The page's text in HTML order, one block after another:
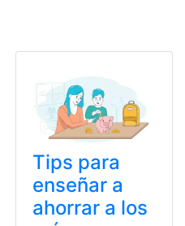
Tips para
enseñar a
ahorrar a los